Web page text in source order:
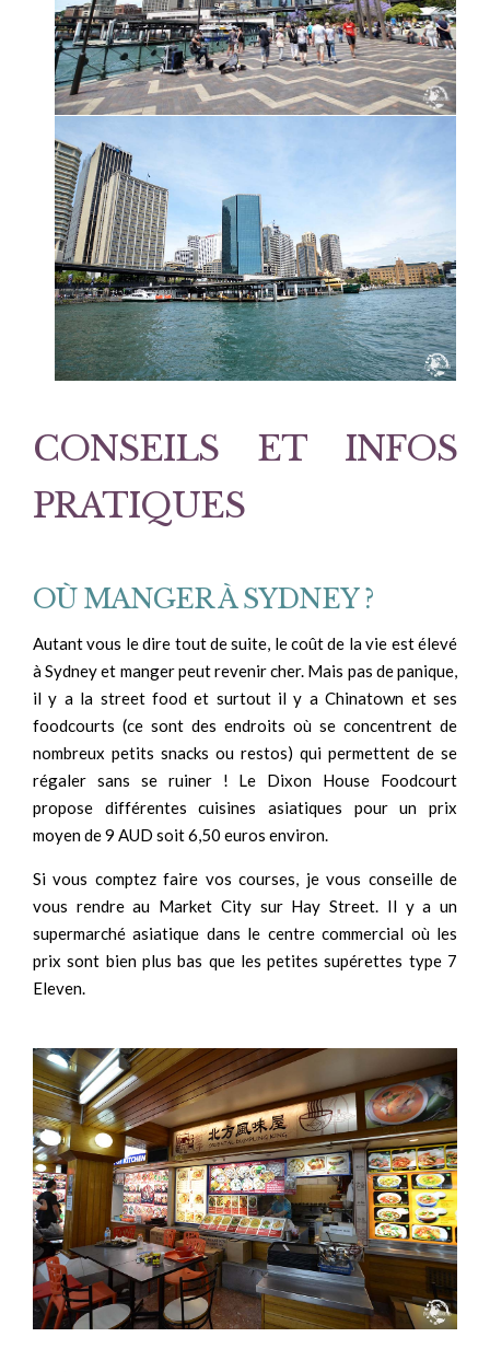
CONSEILS ET INFOS
PRATIQUES
OÙ MANGER À SYDNEY ?
Autant vous le dire tout de suite, le coût de la vie est élevé
à Sydney et manger peut revenir cher. Mais pas de panique,
il y a la street food et surtout il y a Chinatown et ses
foodcourts (ce sont des endroits où se concentrent de
nombreux petits snacks ou restos) qui permettent de se
régaler sans se ruiner ! Le Dixon House Foodcourt
propose différentes cuisines asiatiques pour un prix
moyen de 9 AUD soit 6,50 euros environ.
Si vous comptez faire vos courses, je vous conseille de
vous rendre au Market City sur Hay Street. Il y a un
supermarché asiatique dans le centre commercial où les
prix sont bien plus bas que les petites supérettes type 7
Eleven.